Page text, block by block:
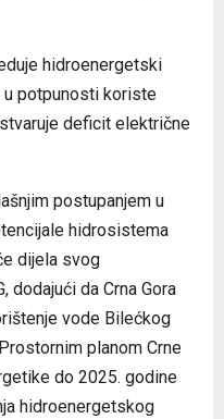
hidroenergetski
u potpunosti koriste
deficit električne
postupanjem u
hidrosistema
dijela svog
dodajući da Crna Gora
vode Bilećkog
planom Crne
do 2025. godine
hidroenergetskog